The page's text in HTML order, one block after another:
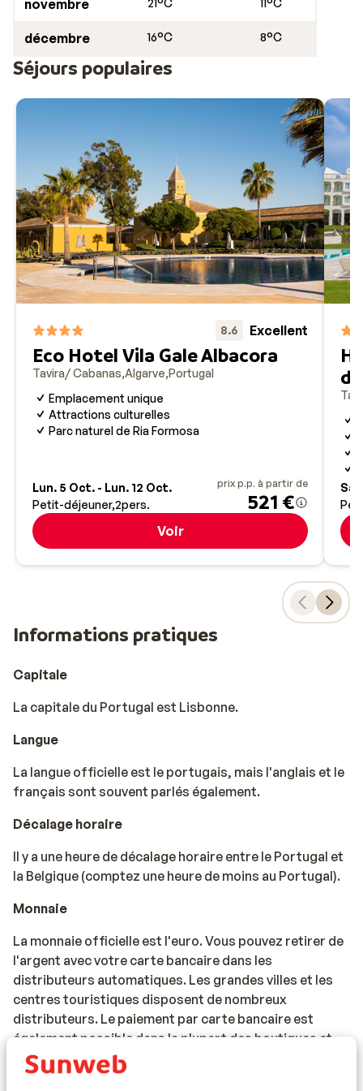
sports, vous aurez l'impression de ne pas voir vos
manque pas d’intérêt!
novembre 21°C 11°C
décembre 16°C 8°C
Séjours populaires
8.6 Excellent
Eco Hotel Vila Gale Albacora
Tavira/ Cabanas Algarve Portugal
Emplacement unique
Attractions culturelles
Parc naturel de Ria Formosa
Lun. 5 Oct. - Lun. 12 Oct.
Petit-déjeuner 2pers.
prix p.p. à partir de
521 €
Voir
Informations pratiques
Capitale
La capitale du Portugal est Lisbonne.
Langue
La langue officielle est le portugais, mais l'anglais et le
français sont souvent parlés également.
Décalage horaire
Il y a une heure de décalage horaire entre le Portugal et
la Belgique (comptez une heure de moins au Portugal).
Monnaie
La monnaie officielle est l'euro. Vous pouvez retirer de
l'argent avec votre carte bancaire dans les
distributeurs automatiques. Les grandes villes et les
centres touristiques disposent de nombreux
distributeurs. Le paiement par carte bancaire est
également possible dans la plupart des boutiques et
restaurants.